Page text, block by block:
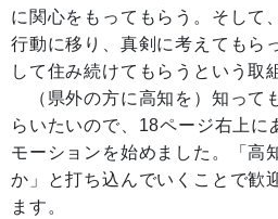
に関心をもってもらう。そして
行動に移り、真剣に考えてもら
して住み続けてもらうという取
（県外の方に高知を）知って
らいたいので、18ページ右上に
モーションを始めました。「高
か」と打ち込んでいくことで歓
ます。